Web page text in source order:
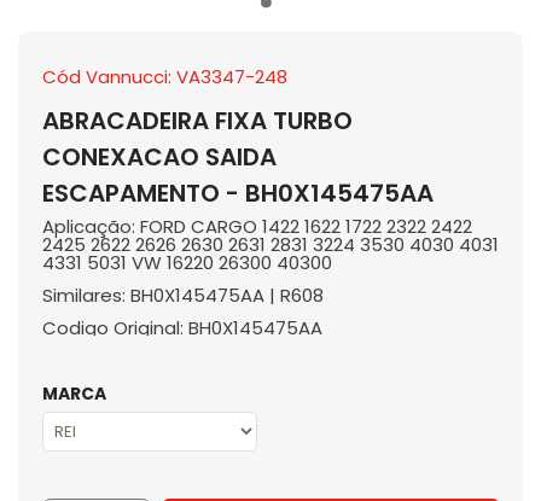
Cód Vannucci: VA3347-248
ABRACADEIRA FIXA TURBO
CONEXACAO SAIDA
ESCAPAMENTO - BH0X145475AA
Aplicação: FORD CARGO 1422 1622 1722 2322 2422
2425 2622 2626 2630 2631 2831 3224 3530 4030 4031
4331 5031 VW 16220 26300 40300
Similares: BH0X145475AA | R608
Codigo Original: BH0X145475AA
MARCA